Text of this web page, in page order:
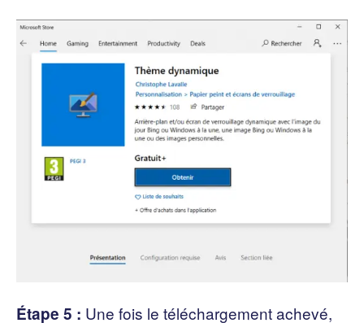
Étape 5 : Une fois le téléchargement achevé,